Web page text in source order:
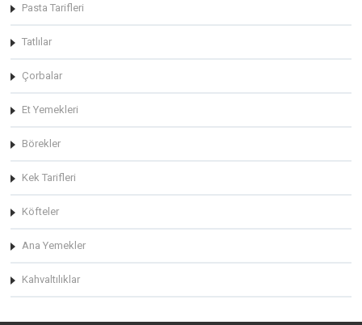
Pasta Tarifleri
Tatlılar
Çorbalar
Et Yemekleri
Börekler
Kek Tarifleri
Köfteler
Ana Yemekler
Kahvaltılıklar